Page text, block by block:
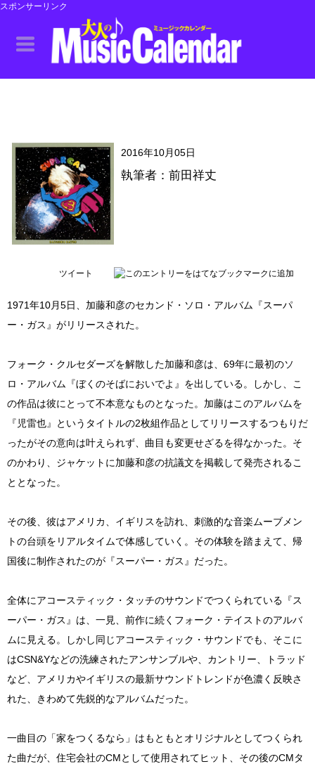
スポンサーリンク
2016年10月05日
執筆者：前田祥丈
ツイート
1971年10月5日、加藤和彦のセカンド・ソロ・アルバム『スーパ
ー・ガス』がリリースされた。
フォーク・クルセダーズを解散した加藤和彦は、69年に最初のソ
ロ・アルバム『ぼくのそばにおいでよ』を出している。しかし、こ
の作品は彼にとって不本意なものとなった。加藤はこのアルバムを
『児雷也』というタイトルの2枚組作品としてリリースするつもりだ
ったがその意向は叶えられず、曲目も変更せざるを得なかった。そ
のかわり、ジャケットに加藤和彦の抗議文を掲載して発売されるこ
ととなった。
その後、彼はアメリカ、イギリスを訪れ、刺激的な音楽ムーブメン
トの台頭をリアルタイムで体感していく。その体験を踏まえて、帰
国後に制作されたのが『スーパー・ガス』だった。
全体にアコースティック・タッチのサウンドでつくられている『ス
ーパー・ガス』は、一見、前作に続くフォーク・テイストのアルバ
ムに見える。しかし同じアコースティック・サウンドでも、そこに
はCSN&Yなどの洗練されたアンサンブルや、カントリー、トラッド
など、アメリカやイギリスの最新サウンドトレンドが色濃く反映さ
れた、きわめて先鋭的なアルバムだった。
一曲目の「家をつくるなら」はもともとオリジナルとしてつくられ
た曲だが、住宅会社のCMとして使用されてヒット、その後のCMタ